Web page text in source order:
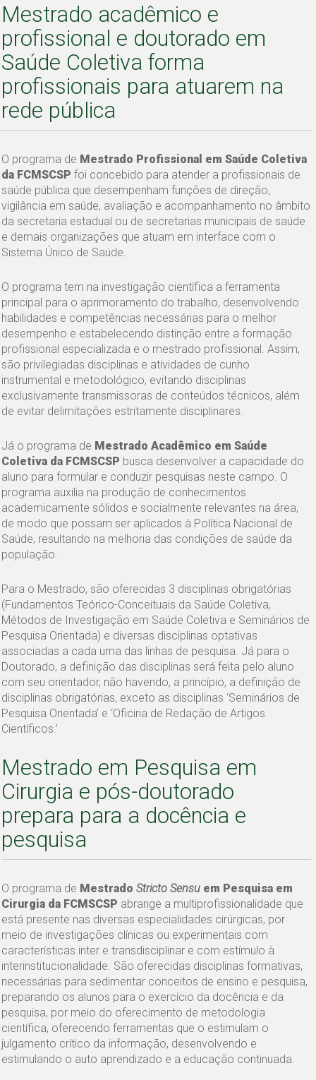
Mestrado acadêmico e
profissional e doutorado em
Saúde Coletiva forma
profissionais para atuarem na
rede pública
O programa de Mestrado Profissional em Saúde Coletiva
da FCMSCSP foi concebido para atender a profissionais de
saúde pública que desempenham funções de direção,
vigilância em saúde, avaliação e acompanhamento no âmbito
da secretaria estadual ou de secretarias municipais de saúde
e demais organizações que atuam em interface com o
Sistema Único de Saúde.
O programa tem na investigação científica a ferramenta
principal para o aprimoramento do trabalho, desenvolvendo
habilidades e competências necessárias para o melhor
desempenho e estabelecendo distinção entre a formação
profissional especializada e o mestrado profissional. Assim,
são privilegiadas disciplinas e atividades de cunho
instrumental e metodológico, evitando disciplinas
exclusivamente transmissoras de conteúdos técnicos, além
de evitar delimitações estritamente disciplinares.
Já o programa de Mestrado Acadêmico em Saúde
Coletiva da FCMSCSP busca desenvolver a capacidade do
aluno para formular e conduzir pesquisas neste campo. O
programa auxilia na produção de conhecimentos
academicamente sólidos e socialmente relevantes na área,
de modo que possam ser aplicados à Política Nacional de
Saúde, resultando na melhoria das condições de saúde da
população.
Para o Mestrado, são oferecidas 3 disciplinas obrigatórias
(Fundamentos Teórico-Conceituais da Saúde Coletiva,
Métodos de Investigação em Saúde Coletiva e Seminários de
Pesquisa Orientada) e diversas disciplinas optativas
associadas a cada uma das linhas de pesquisa. Já para o
Doutorado, a definição das disciplinas será feita pelo aluno
com seu orientador, não havendo, a princípio, a definição de
disciplinas obrigatórias, exceto as disciplinas ‘Seminários de
Pesquisa Orientada’ e ‘Oficina de Redação de Artigos
Científicos.’
Mestrado em Pesquisa em
Cirurgia e pós-doutorado
prepara para a docência e
pesquisa
O programa de MestradoStricto Sensu em Pesquisa em
Cirurgia da FCMSCSP abrange a multiprofissionalidade que
está presente nas diversas especialidades cirúrgicas, por
meio de investigações clínicas ou experimentais com
características inter e transdisciplinar e com estímulo à
interinstitucionalidade. São oferecidas disciplinas formativas,
necessárias para sedimentar conceitos de ensino e pesquisa,
preparando os alunos para o exercício da docência e da
pesquisa, por meio do oferecimento de metodologia
científica, oferecendo ferramentas que o estimulam o
julgamento crítico da informação, desenvolvendo e
estimulando o auto aprendizado e a educação continuada.